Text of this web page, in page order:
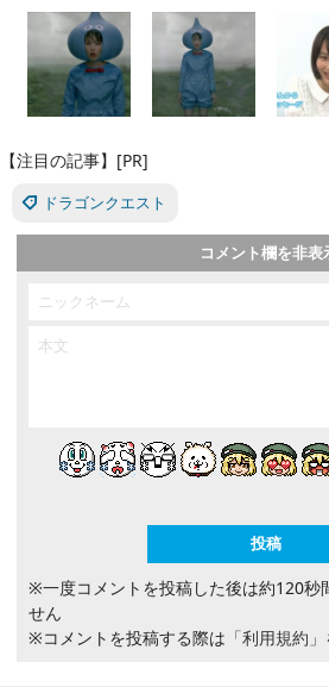
【注目の記事】[PR]
ドラゴンクエスト
コメント欄を非表
※一度コメントを投稿した後は約120秒
せん
※コメントを投稿する際は 「利用規約」